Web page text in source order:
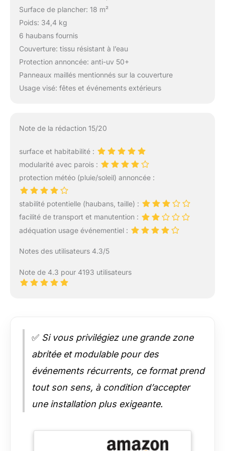
Surface de plancher: 18 m²
Poids: 34,4 kg
6 haubans fournis
Couverture: tissu résistant à l’eau
Protection annoncée: anti-uv 50+
Panneaux maillés mentionnés sur la couverture
Usage visé: fêtes et événements extérieurs
Note de la rédaction 15/20
surface et habitabilité :
modularité avec parois :
protection météo (pluie/soleil) annoncée :
stabilité potentielle (haubans, taille) :
facilité de transport et manutention :
adéquation usage événementiel :
Notes des utilisateurs 4.3/5
Note de 4.3 pour 4193 utilisateurs
✅ Si vous privilégiez une grande zone
abritée et modulable pour des
événements récurrents, ce format prend
tout son sens, à condition d’accepter
une installation plus exigeante.